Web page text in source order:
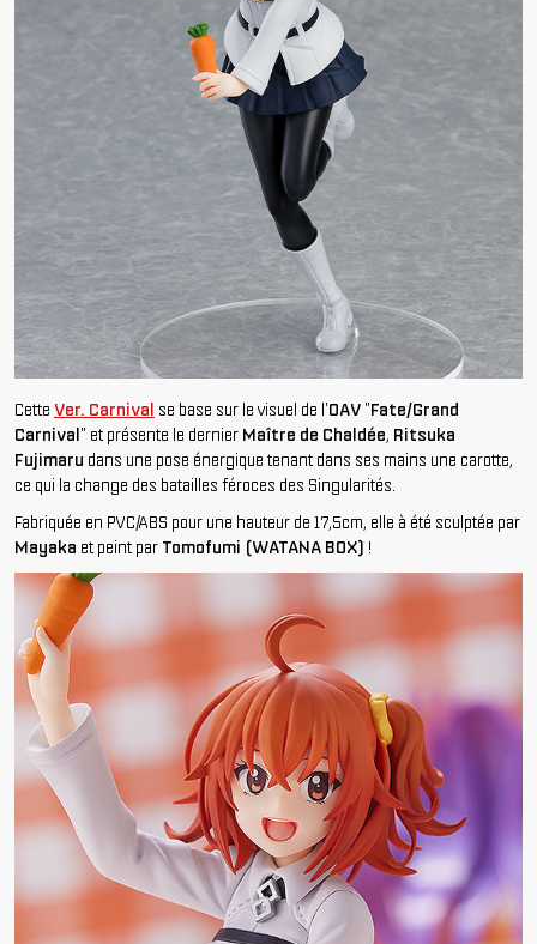
Cette Ver. Carnival se base sur le visuel de l'OAV "Fate/Grand
Carnival" et présente le dernier Maître de Chaldée, Ritsuka
Fujimaru dans une pose énergique tenant dans ses mains une carotte,
ce qui la change des batailles féroces des Singularités.
Fabriquée en PVC/ABS pour une hauteur de 17,5cm, elle à été sculptée par
Mayaka et peint par Tomofumi (WATANA BOX) !